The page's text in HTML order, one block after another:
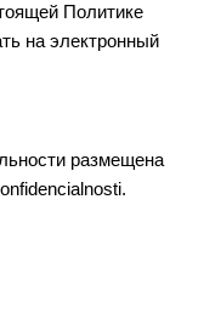
Политике
на электронный
размещена